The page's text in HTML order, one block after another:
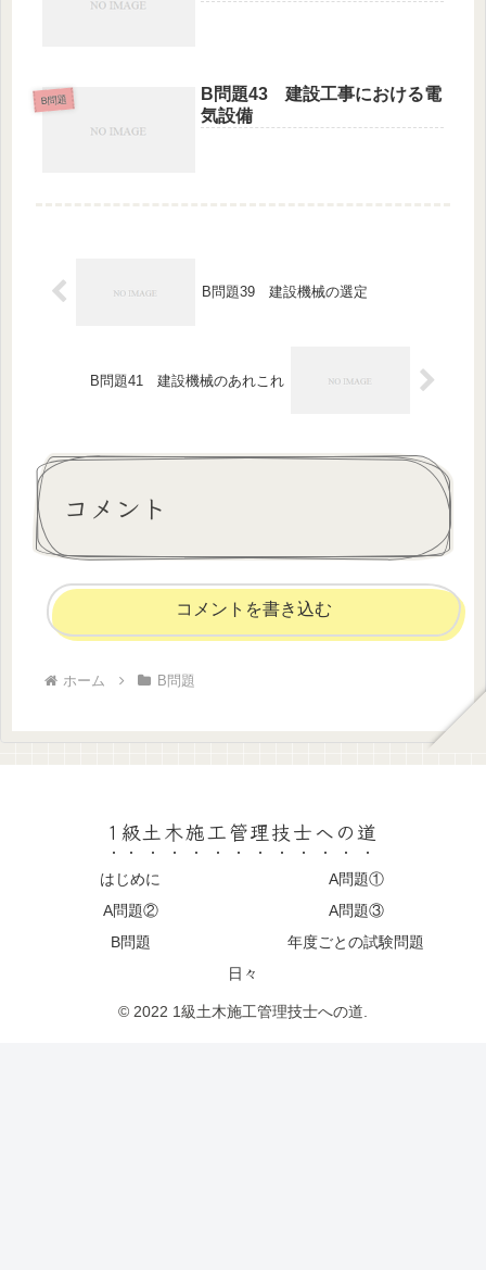
B問題
B問題43 建設工事における電
気設備
B問題39 建設機械の選定
B問題41 建設機械のあれこれ
コメント
コメントを書き込む
ホーム B問題
1級土木施工管理技士への道
はじめに
A問題①
A問題②
A問題③
B問題
年度ごとの試験問題
日々
© 2022 1級土木施工管理技士への道.